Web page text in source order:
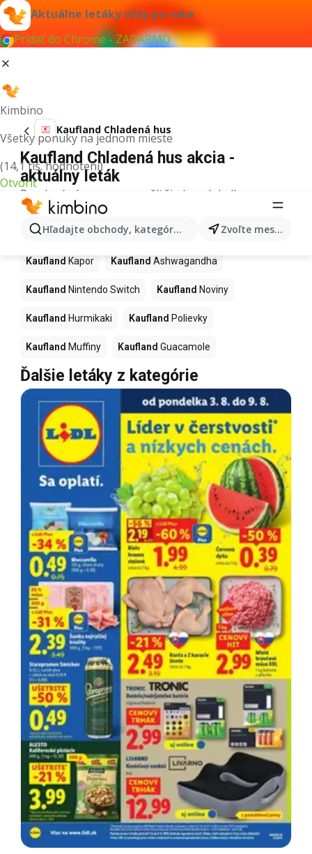
Aktuálne letáky vždy po ruke
Pridať do Chrome - ZADARMO
Kimbino
Všetky ponuky na jednom mieste
(14,1 tis. hodnotení)
Otvoriť
Hľadajte obchody, kategórie, produkty... Zvoľte mesto
Kaufland Chladená hus
Kaufland Chladená hus akcia -
aktuálny leták
Pre daný výraz sme nenašli žiadne výsledky.
Ďalšie produkty v obchodoch
Kaufland
Kaufland Kapor Kaufland Ashwagandha
Kaufland Nintendo Switch Kaufland Noviny
Kaufland Hurmikaki Kaufland Polievky
Kaufland Muffiny Kaufland Guacamole
Ďalšie letáky z kategórie